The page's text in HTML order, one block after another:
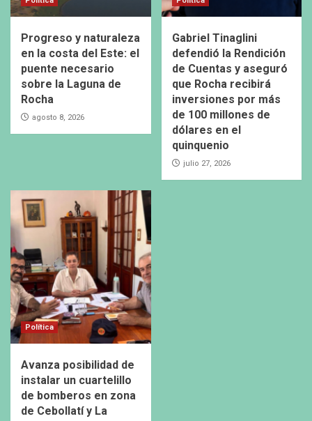
Progreso y naturaleza
en la costa del Este: el
puente necesario
sobre la Laguna de
Rocha
agosto 8, 2026
Gabriel Tinaglini
defendió la Rendición
de Cuentas y aseguró
que Rocha recibirá
inversiones por más
de 100 millones de
dólares en el
quinquenio
julio 27, 2026
Política
Avanza posibilidad de
instalar un cuartelillo
de bomberos en zona
de Cebollatí y La